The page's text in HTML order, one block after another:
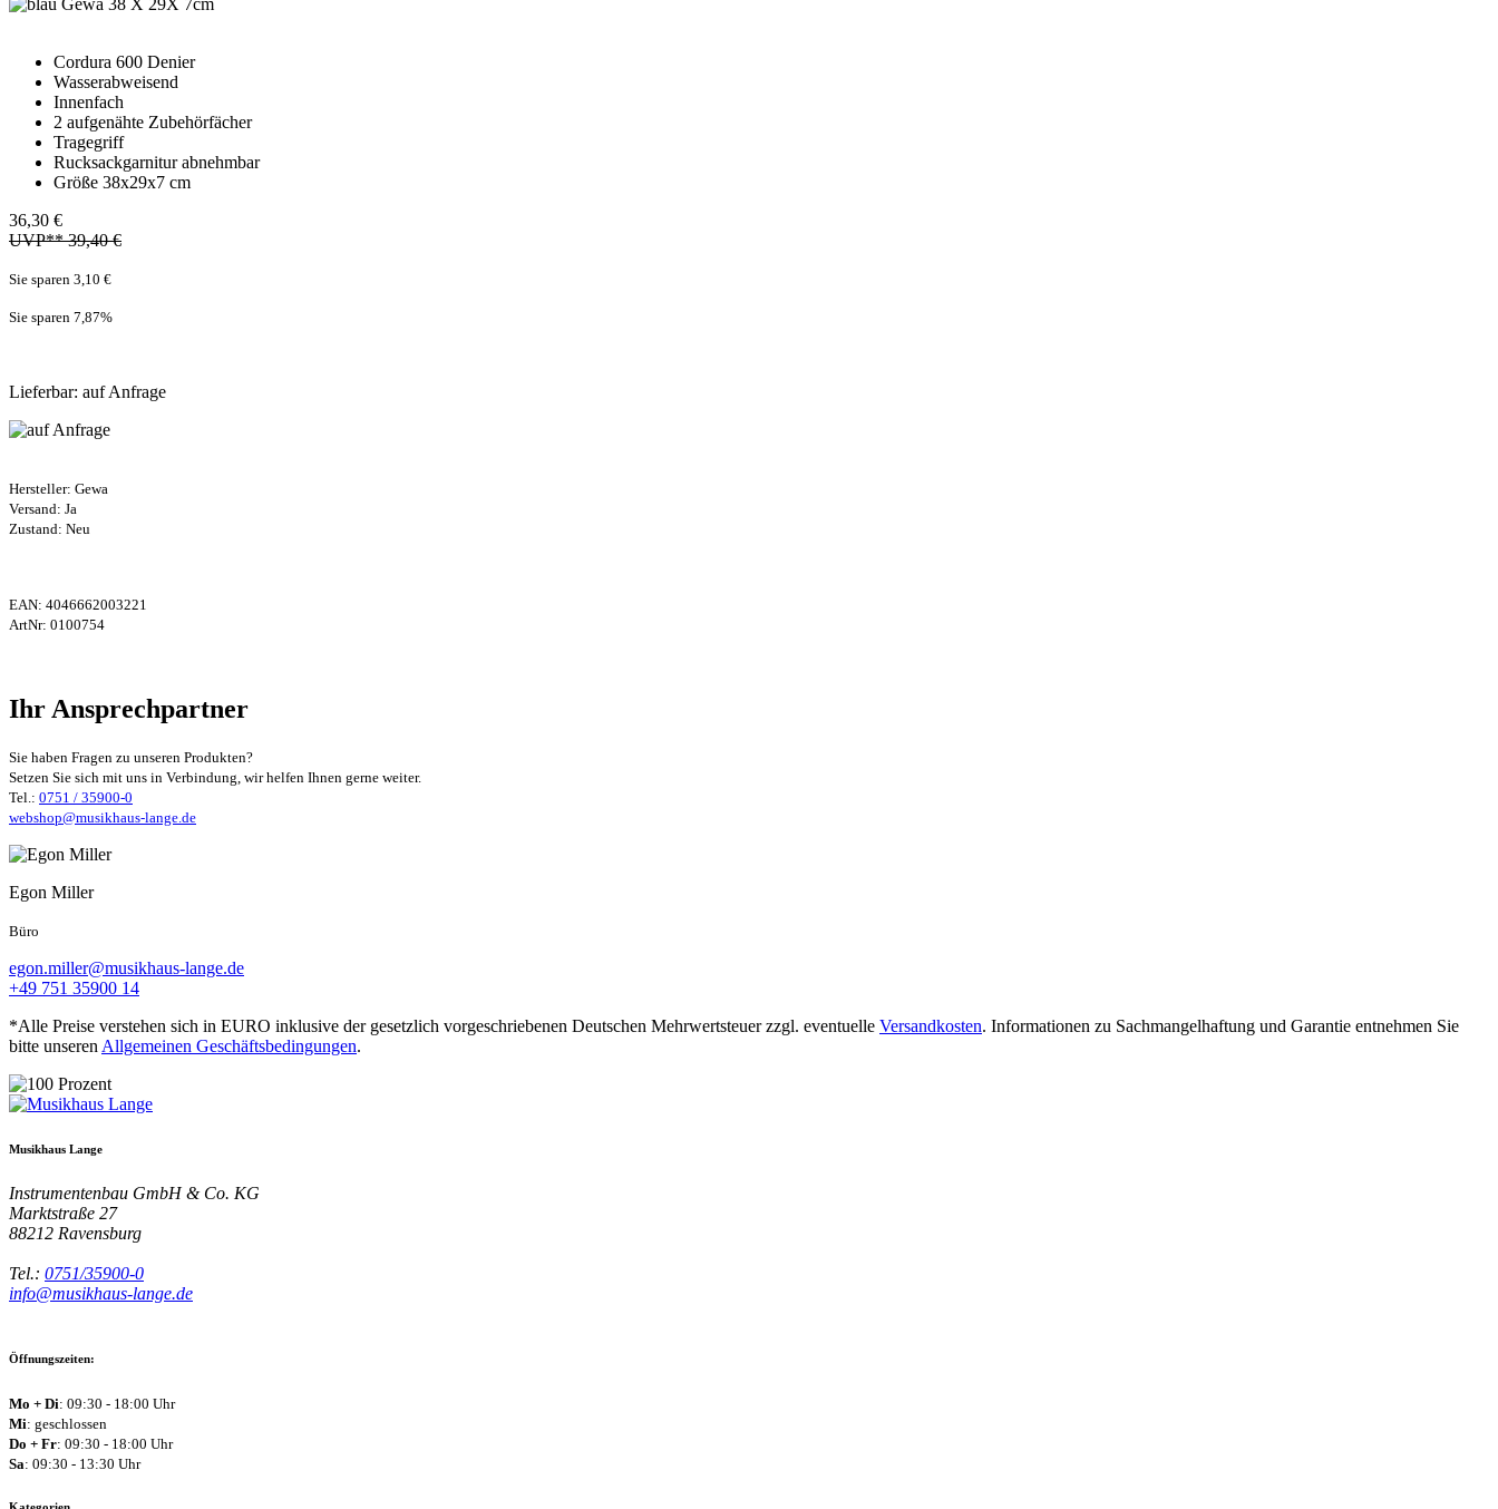
Cordura 600 Denier
Wasserabweisend
Innenfach
2 aufgenähte Zubehörfächer
Tragegriff
Rucksackgarnitur abnehmbar
Größe 38x29x7 cm
36,30 €
UVP** 39,40 €
Sie sparen 3,10 €
Sie sparen 7,87%
Lieferbar: auf Anfrage
Hersteller: Gewa
Versand: Ja
Zustand: Neu
EAN: 4046662003221
ArtNr: 0100754
Ihr Ansprechpartner
Sie haben Fragen zu unseren Produkten?
Setzen Sie sich mit uns in Verbindung, wir helfen Ihnen gerne weiter.
Tel.: 0751 / 35900-0
webshop@musikhaus-lange.de
Egon Miller
Büro
egon.miller@musikhaus-lange.de
+49 751 35900 14
*Alle Preise verstehen sich in EURO inklusive der gesetzlich vorgeschriebenen Deutschen Mehrwertsteuer zzgl. eventuelle Versandkosten. Informationen zu Sachmangelhaftung und Garantie entnehmen Sie
bitte unseren Allgemeinen Geschäftsbedingungen.
Musikhaus Lange
Instrumentenbau GmbH & Co. KG
Marktstraße 27
88212 Ravensburg
Tel.: 0751/35900-0
info@musikhaus-lange.de
Öffnungszeiten:
Mo + Di: 09:30 - 18:00 Uhr
Mi: geschlossen
Do + Fr: 09:30 - 18:00 Uhr
Sa: 09:30 - 13:30 Uhr